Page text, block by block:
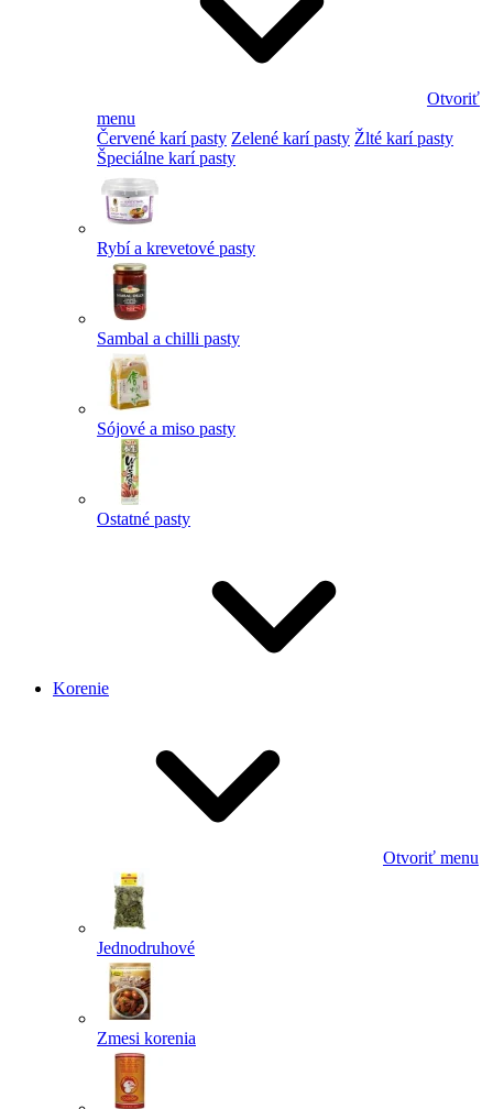
Otvoriť
menu
Červené karí pasty Zelené karí pasty Žlté karí pasty
Špeciálne karí pasty
Rybí a krevetové pasty
Sambal a chilli pasty
Sójové a miso pasty
Ostatné pasty
Korenie
Otvoriť menu
Jednodruhové
Zmesi korenia